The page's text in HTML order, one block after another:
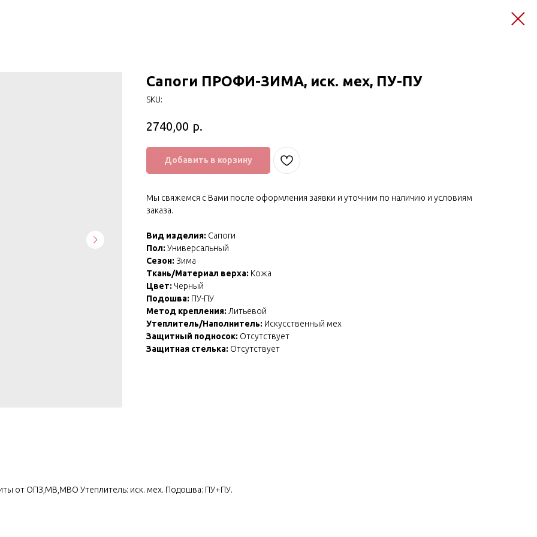
Сапоги ПРОФИ-ЗИМА, иск. мех, ПУ-ПУ
SKU:
2740,00 р.
Добавить в корзину
Мы свяжемся с Вами после оформления заявки и уточним по наличию и условиям
заказа.
Вид изделия: Сапоги
Пол: Универсальный
Сезон: Зима
Ткань/Материал верха: Кожа
Цвет: Черный
Подошва: ПУ-ПУ
Метод крепления: Литьевой
Утеплитель/Наполнитель: Искусственный мех
Защитный подносок: Отсутствует
Защитная стелька: Отсутствует
от ОПЗ,МВ,МВО Утеплитель: иск. мех. Подошва: ПУ+ПУ.